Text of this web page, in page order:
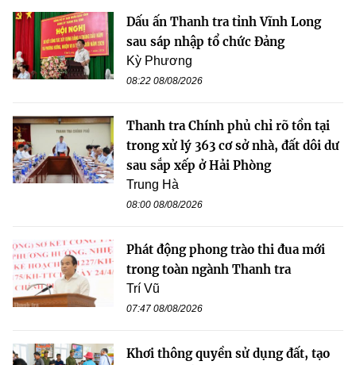
Dấu ấn Thanh tra tỉnh Vĩnh Long
sau sáp nhập tổ chức Đảng
Kỳ Phương
08:22 08/08/2026
Thanh tra Chính phủ chỉ rõ tồn tại
trong xử lý 363 cơ sở nhà, đất dôi dư
sau sắp xếp ở Hải Phòng
Trung Hà
08:00 08/08/2026
Phát động phong trào thi đua mới
trong toàn ngành Thanh tra
Trí Vũ
07:47 08/08/2026
Khơi thông quyền sử dụng đất, tạo